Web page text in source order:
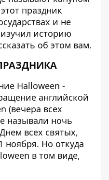
праздник
и не
изучил историю
об этом вам.
Halloween -
английской
(вечера всех
называли ночь
всех святых,
ноября. Но откуда
в том виде,